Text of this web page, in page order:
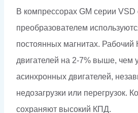
В компрессорах GM серии VSD
преобразователем
постоянных магнитах.
двигателей на 2-7% выше, чем
асинхронных двигателей,
недозагрузки или перегрузок.
сохраняют высокий КПД.